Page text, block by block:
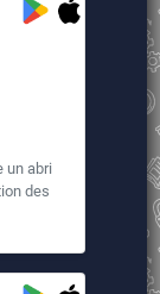
un abri
des